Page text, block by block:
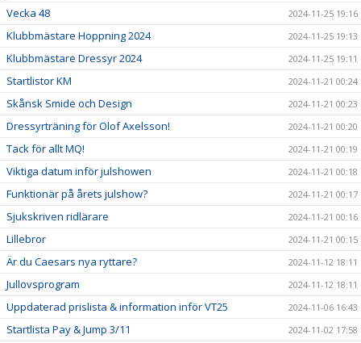
Vecka 48 2024-11-25 19:16
Klubbmästare Hoppning 2024 2024-11-25 19:13
Klubbmästare Dressyr 2024 2024-11-25 19:11
Startlistor KM 2024-11-21 00:24
Skånsk Smide och Design 2024-11-21 00:23
Dressyrträning för Olof Axelsson! 2024-11-21 00:20
Tack för allt MQ! 2024-11-21 00:19
Viktiga datum inför julshowen 2024-11-21 00:18
Funktionär på årets julshow? 2024-11-21 00:17
Sjukskriven ridlärare 2024-11-21 00:16
Lillebror 2024-11-21 00:15
Är du Caesars nya ryttare? 2024-11-12 18:11
Jullovsprogram 2024-11-12 18:11
Uppdaterad prislista & information inför VT25 2024-11-06 16:43
Startlista Pay & Jump 3/11 2024-11-02 17:58